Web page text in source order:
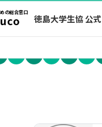
の総合窓口
徳島大学生協 公式